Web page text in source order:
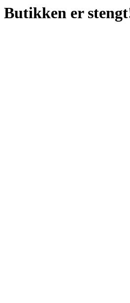
Butikken er